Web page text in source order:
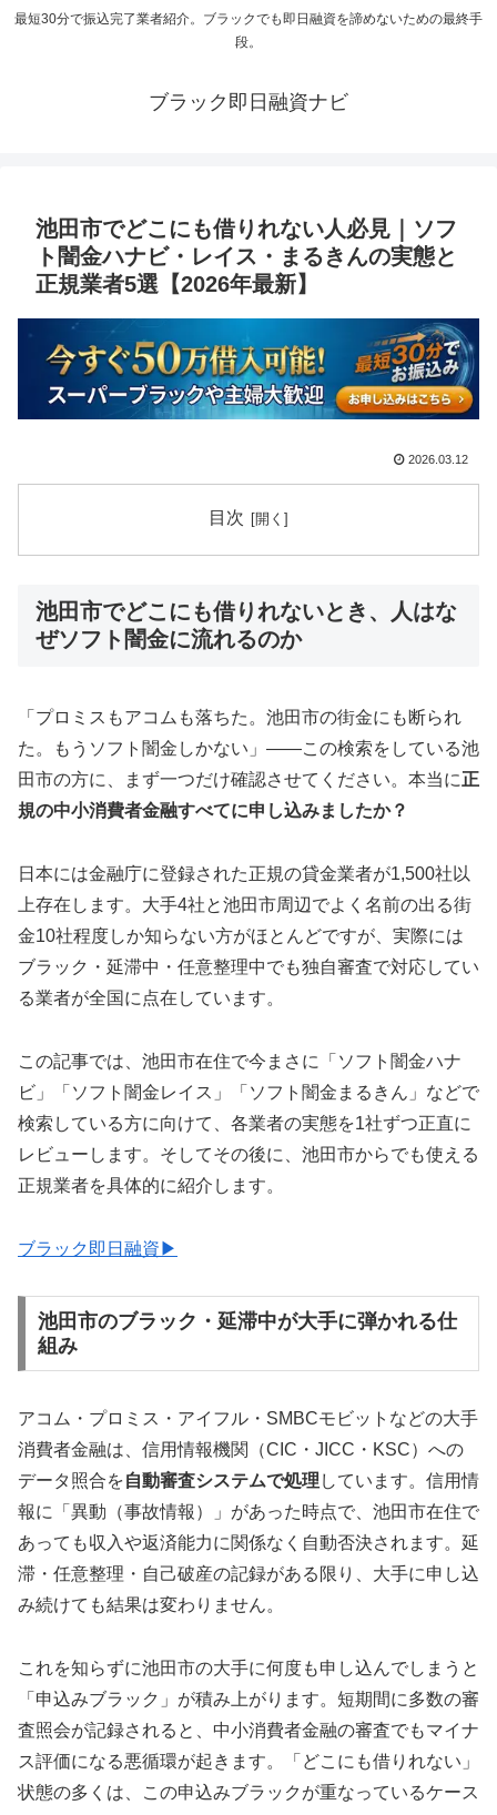
最短30分で振込完了業者紹介。ブラックでも即日融資を諦めないための最終手
段。
ブラック即日融資ナビ
池田市でどこにも借りれない人必見｜ソフ
ト闇金ハナビ・レイス・まるきんの実態と
正規業者5選【2026年最新】
2026.03.12
目次
池田市でどこにも借りれないとき、人はな
ぜソフト闇金に流れるのか
「プロミスもアコムも落ちた。池田市の街金にも断られ
た。もうソフト闇金しかない」——この検索をしている池
田市の方に、まず一つだけ確認させてください。本当に正
規の中小消費者金融すべてに申し込みましたか？
日本には金融庁に登録された正規の貸金業者が1,500社以
上存在します。大手4社と池田市周辺でよく名前の出る街
金10社程度しか知らない方がほとんどですが、実際には
ブラック・延滞中・任意整理中でも独自審査で対応してい
る業者が全国に点在しています。
この記事では、池田市在住で今まさに「ソフト闇金ハナ
ビ」「ソフト闇金レイス」「ソフト闇金まるきん」などで
検索している方に向けて、各業者の実態を1社ずつ正直に
レビューします。そしてその後に、池田市からでも使える
正規業者を具体的に紹介します。
ブラック即日融資▶
池田市のブラック・延滞中が大手に弾かれる仕
組み
アコム・プロミス・アイフル・SMBCモビットなどの大手
消費者金融は、信用情報機関（CIC・JICC・KSC）への
データ照合を自動審査システムで処理 しています。信用情
報に「異動（事故情報）」があった時点で、池田市在住で
あっても収入や返済能力に関係なく自動否決されます。延
滞・任意整理・自己破産の記録がある限り、大手に申し込
み続けても結果は変わりません。
これを知らずに池田市の大手に何度も申し込んでしまうと
「申込みブラック」が積み上がります。短期間に多数の審
査照会が記録されると、中小消費者金融の審査でもマイナ
ス評価になる悪循環が起きます。「どこにも借りれない」
状態の多くは、この申込みブラックが重なっているケース